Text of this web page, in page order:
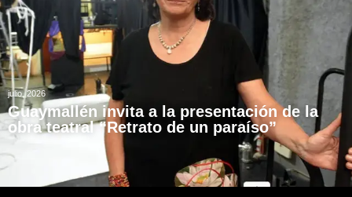
julio, 2026
Guaymallén invita a la presentación de la
obra teatral “Retrato de un paraíso”